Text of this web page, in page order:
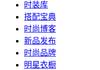
时装库
搭配宝典
时尚博客
新品发布
时尚品牌
明星衣橱